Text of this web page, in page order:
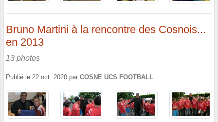
Bruno Martini à la rencontre des Cosnois...
en 2013
13 photos
Publié le 22 oct. 2020 par COSNE UCS FOOTBALL